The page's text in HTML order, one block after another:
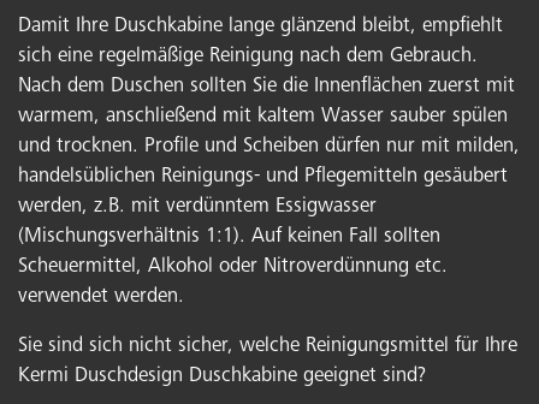
Damit Ihre Duschkabine lange glänzend bleibt, empfiehlt
sich eine regelmäßige Reinigung nach dem Gebrauch.
Nach dem Duschen sollten Sie die Innenflächen zuerst mit
warmem, anschließend mit kaltem Wasser sauber spülen
und trocknen. Profile und Scheiben dürfen nur mit milden,
handelsüblichen Reinigungs- und Pflegemitteln gesäubert
werden, z.B. mit verdünntem Essigwasser
(Mischungsverhältnis 1:1). Auf keinen Fall sollten
Scheuermittel, Alkohol oder Nitroverdünnung etc.
verwendet werden.
Sie sind sich nicht sicher, welche Reinigungsmittel für Ihre
Kermi Duschdesign Duschkabine geeignet sind?